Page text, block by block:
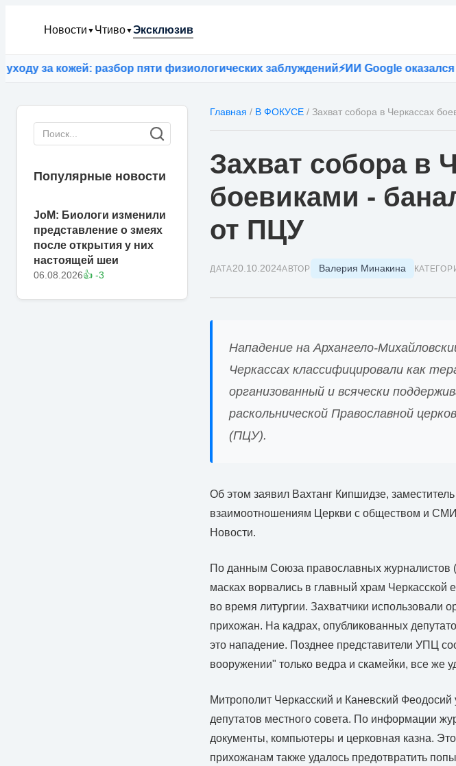
Новости ▼ Чтиво▼Эксклюзив
кожей: разбор пяти физиологических заблуждений⚡ИИ Google оказался
Популярные новости
JoM: Биологи изменили
представление о змеях
после открытия у них
настоящей шеи
06.08.2026👍 -3
Главная / В ФОКУСЕ / Захват собора в Черкассах
Захват собора в
боевиками -
от ПЦУ
ДАТА20.10.2024АВТОР Валерия Минакина
Нападение на Архангело-
Черкассах классифицировали как
организованный и всячески
раскольнической Православной
(ПЦУ).
Об этом заявил Вахтанг Кипшидзе,
взаимоотношениям Церкви с обществом и
Новости.
По данным Союза православных журналистов
масках ворвались в главный храм
во время литургии. Захватчики использовали
прихожан. На кадрах, опубликованных
это нападение. Позднее представители УПЦ
вооружении" только ведра и скамейки, все же
Митрополит Черкасский и Каневский Феодосий
депутатов местного совета. По информации
документы, компьютеры и церковная казна.
прихожанам также удалось предотвратить